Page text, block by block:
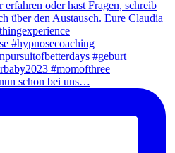
schon bei uns…